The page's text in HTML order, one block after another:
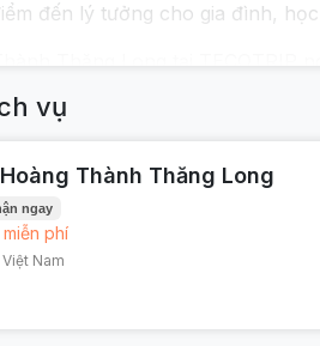
đến lý tưởng cho gia đình,
Thăng Long tại TECOTRIP
vụ
Thành Thăng Long
ngay
phí
Việt Nam